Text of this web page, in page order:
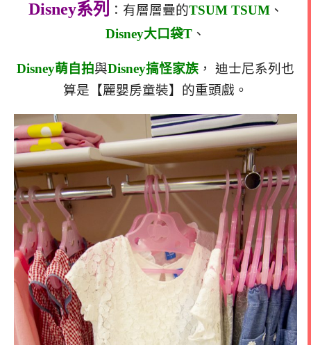
Disney系列 ：有層層疊的TSUM TSUM、
Disney大口袋T 、
Disney萌自拍與Disney搞怪家族 ， 迪士尼系列也
算是【麗嬰房童裝】的重頭戲。